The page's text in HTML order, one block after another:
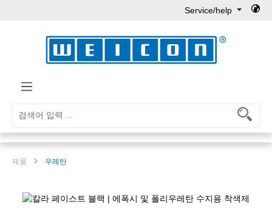
Service/help
제품 우레탄
Skip image gallery